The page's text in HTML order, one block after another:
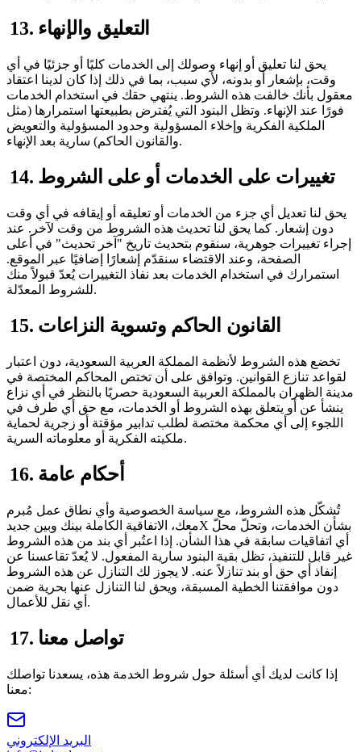
13. التعليق والإنهاء
يحق لنا تعليق أو إنهاء وصولك إلى الخدمات كليًا أو جزئيًا في أي
وقت، بإشعار أو بدونه، لأي سبب، بما في ذلك إذا كان لدينا اعتقاد
معقول بأنك خالفت هذه الشروط. ينتهي حقك في استخدام الخدمات
فورًا عند الإنهاء. وتظل البنود التي يُفترض بطبيعتها استمرارها (مثل
الملكية الفكرية وإخلاء المسؤولية وحدود المسؤولية والتعويض
والقانون الحاكم) سارية بعد الإنهاء.
14. تغييرات على الخدمات أو على الشروط
يحق لنا تعديل أي جزء من الخدمات أو تعليقه أو إيقافه في أي وقت
دون إشعار. كما يحق لنا تحديث هذه الشروط من وقت لآخر. عند
إجراء تغييرات جوهرية، سنقوم بتحديث تاريخ "آخر تحديث" في أعلى
الصفحة، وعند الاقتضاء سنقدّم إشعارًا إضافيًا عبر الموقع.
استمرارك في استخدام الخدمات بعد نفاذ التغييرات يُعدّ قبولاً منك
للشروط المعدّلة.
15. القانون الحاكم وتسوية النزاعات
تخضع هذه الشروط لأنظمة المملكة العربية السعودية، دون اعتبار
لقواعد تنازع القوانين. وتوافق على أن تختص المحاكم المختصة في
مدينة الظهران بالمملكة العربية السعودية حصريًا بالنظر في أي نزاع
ينشأ عن أو يتعلق بهذه الشروط أو الخدمات، مع حق أي طرف في
اللجوء إلى أي محكمة مختصة لطلب تدابير مؤقتة أو زجرية لحماية
ملكيته الفكرية أو معلوماته السرية.
16. أحكام عامة
تُشكّل هذه الشروط، مع سياسة الخصوصية وأي نطاق عمل مُبرم
معك، الاتفاقية الكاملة بينك وبين جديدX بشأن الخدمات، وتحلّ محلّ
أي اتفاقيات سابقة في هذا الشأن. إذا اعتُبر أي بند من هذه الشروط
غير قابل للتنفيذ، تظل بقية البنود سارية المفعول. لا يُعدّ تقاعسنا عن
إنفاذ أي حق أو بند تنازلاً عنه. لا يجوز لك التنازل عن هذه الشروط
دون موافقتنا الخطية المسبقة، ويحق لنا التنازل عنها بحرية ضمن
أي نقل للأعمال.
17. تواصل معنا
إذا كانت لديك أي أسئلة حول شروط الخدمة هذه، يسعدنا تواصلك
معنا:
البريد الإلكتروني